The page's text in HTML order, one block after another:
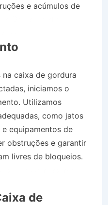
e acúmulos de
na caixa de gordura
iniciamos o
Utilizamos
como jatos
equipamentos de
obstruções e garantir
livres de bloqueios.
de